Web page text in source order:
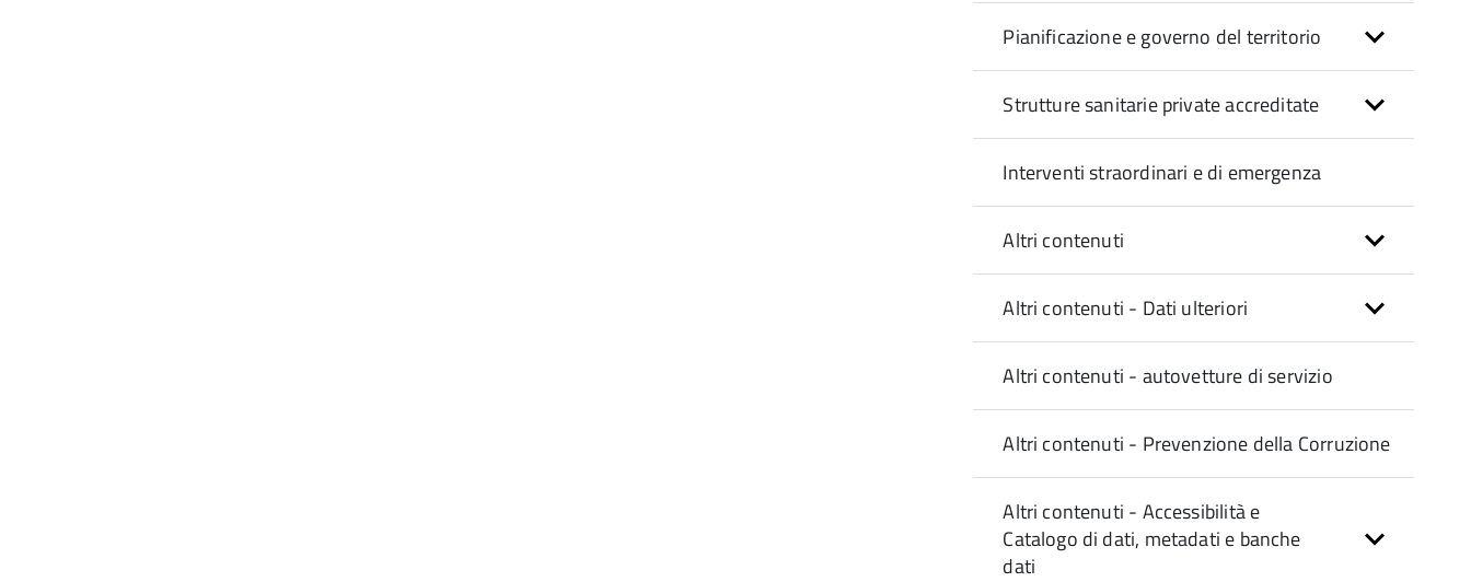
Pianificazione e governo del territorio
Strutture sanitarie private accreditate
Interventi straordinari e di emergenza
Altri contenuti
Altri contenuti - Dati ulteriori
Altri contenuti - autovetture di servizio
Altri contenuti - Prevenzione della Corruzione
Altri contenuti - Accessibilità e
Catalogo di dati, metadati e banche
dati